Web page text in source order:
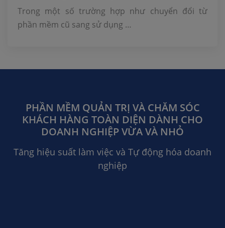
Trong một số trường hợp như chuyển đổi từ
phần mềm cũ sang sử dụng …
PHẦN MỀM QUẢN TRỊ VÀ CHĂM SÓC
KHÁCH HÀNG TOÀN DIỆN DÀNH CHO
DOANH NGHIỆP VỪA VÀ NHỎ
Tăng hiệu suất làm việc và Tự động hóa doanh
nghiệp